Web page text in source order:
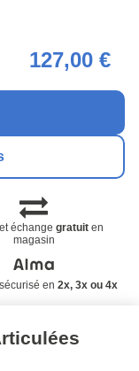
127,00 €
échangegratuit en
magasin
en 2x, 3x ou 4x